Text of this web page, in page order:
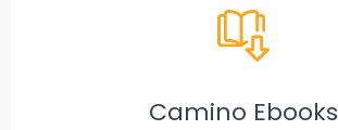
Camino Ebooks